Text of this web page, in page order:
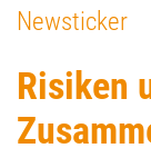
Newsticker
Risiken